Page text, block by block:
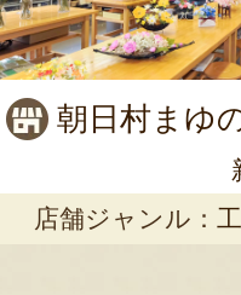
朝日村まゆ
店舗ジャンル：